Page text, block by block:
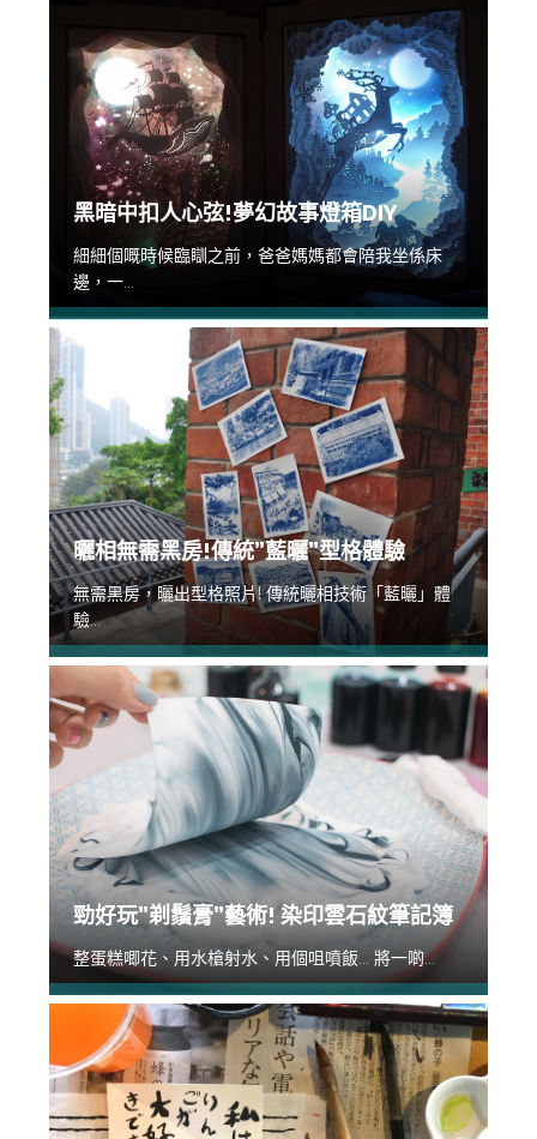
黑暗中扣人心弦!夢幻故事燈箱DIY
細細個嘅時候臨瞓之前，爸爸媽媽都會陪我坐係床
邊，一...
曬相無需黑房!傳統”藍曬”型格體驗
無需黑房，曬出型格照片! 傳統曬相技術「藍曬」體
驗...
勁好玩”剃鬚膏”藝術! 染印雲石紋筆記簿
整蛋糕唧花、用水槍射水、用個咀噴飯... 將一啲...